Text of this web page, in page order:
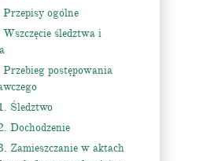
Przepisy ogólne
Wszczęcie śledztwa i
Przebieg postępowania
Śledztwo
Dochodzenie
Zamieszczanie w aktach